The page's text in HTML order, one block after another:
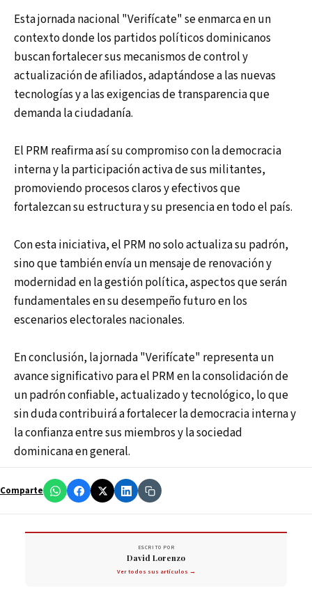
Esta jornada nacional "Verifícate" se enmarca en un
contexto donde los partidos políticos dominicanos
buscan fortalecer sus mecanismos de control y
actualización de afiliados, adaptándose a las nuevas
tecnologías y a las exigencias de transparencia que
demanda la ciudadanía.
El PRM reafirma así su compromiso con la democracia
interna y la participación activa de sus militantes,
promoviendo procesos claros y efectivos que
fortalezcan su estructura y su presencia en todo el país.
Con esta iniciativa, el PRM no solo actualiza su padrón,
sino que también envía un mensaje de renovación y
modernidad en la gestión política, aspectos que serán
fundamentales en su desempeño futuro en los
escenarios electorales nacionales.
En conclusión, la jornada "Verifícate" representa un
avance significativo para el PRM en la consolidación de
un padrón confiable, actualizado y tecnológico, lo que
sin duda contribuirá a fortalecer la democracia interna y
la confianza entre sus miembros y la sociedad
dominicana en general.
Comparte
ESCRITO POR
David Lorenzo
Ver todos sus artículos →